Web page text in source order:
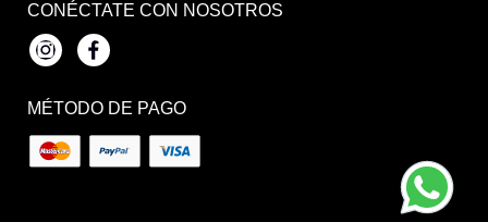
CONÉCTATE CON NOSOTROS
InstagramFacebook
MÉTODO DE PAGO